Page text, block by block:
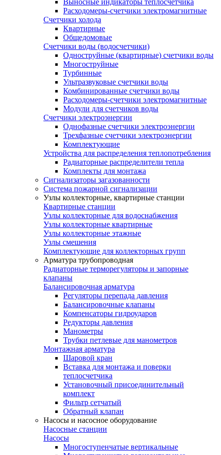
Выносные индикаторы теплосчетчика
Расходомеры-счетчики электромагнитные
Счетчики холода
Квартирные
Общедомовые
Счетчики воды (водосчетчики)
Одноструйные (квартирные) счетчики воды
Многоструйные
Турбинные
Ультразвуковые счетчики воды
Комбинированные счетчики воды
Расходомеры-счетчики электромагнитные
Модули для счетчиков воды
Счетчики электроэнергии
Однофазные счетчики электроэнергии
Трехфазные счетчики электроэнергии
Комплектующие
Устройства для распределения теплопотребления
Радиаторные распределители тепла
Комплекты для монтажа
Сигнализаторы загазованности
Система пожарной сигнализации
Узлы коллекторные, квартирные станции
Квартирные станции
Узлы коллекторные для водоснабжения
Узлы коллекторные квартирные
Узлы коллекторные этажные
Узлы смешения
Комплектующие для коллекторных групп
Арматура трубопроводная
Радиаторные терморегуляторы и запорные
клапаны
Балансировочная арматура
Регуляторы перепада давления
Балансировочные клапаны
Компенсаторы гидроударов
Редукторы давления
Манометры
Трубки петлевые для манометров
Монтажная арматура
Шаровой кран
Вставка для монтажа и поверки
теплосчетчика
Установочный присоединительный
комплект
Фильтр сетчатый
Обратный клапан
Насосы и насосное оборудование
Насосные станции
Насосы
Многоступенчатые вертикальные